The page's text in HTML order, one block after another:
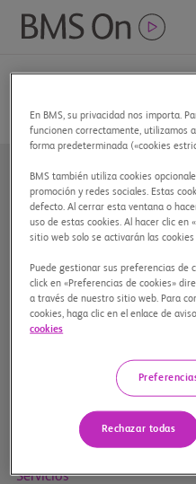
Nuestra compañía
Aviso de privacidad
Productos BMS
Servicios
En BMS, su privacidad nos importa.
funcionen correctamente, utilizamos
forma predeterminada («cookies
BMS también utiliza cookies
promoción y redes sociales. Estas
defecto. Al cerrar esta ventana o
uso de estas cookies. Al hacer clic en
sitio web solo se activarán las
Puede gestionar sus preferencias de
click en «Preferencias de cookies»
a través de nuestro sitio web. Para
cookies, haga clic en el enlace de
cookies
Rechazar todas